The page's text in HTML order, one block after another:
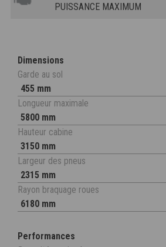
PUISSANCE MAXIMUM
Dimensions
Garde au sol
455 mm
Longueur maximale
5800 mm
Hauteur cabine
3150 mm
Largeur des pneus
2315 mm
Rayon braquage roues
6180 mm
Performances